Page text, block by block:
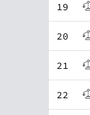
19
20
21
22